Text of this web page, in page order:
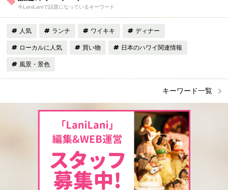
今LaniLaniで話題になっているキーワード
人気 ランチ ワイキキ ディナー
ローカルに人気 買い物 日本のハワイ関連情報
風景・景色
キーワード一覧